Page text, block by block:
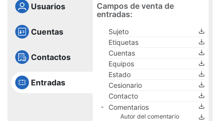
Usuarios
Cuentas
Contactos
Entradas
Campos de venta de
entradas:
Sujeto
Etiquetas
Cuentas
Equipos
Estado
Cesionario
Contacto
Comentarios
Autor del comentario